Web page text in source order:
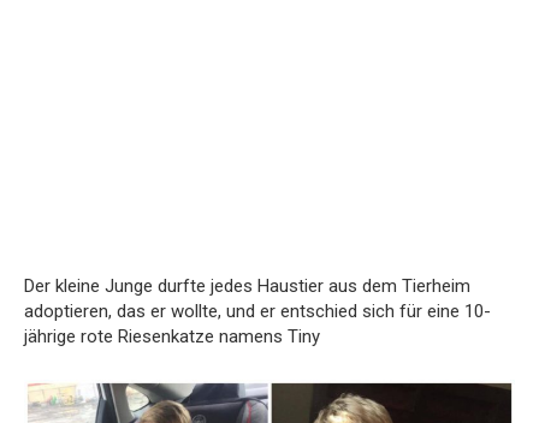
Der kleine Junge durfte jedes Haustier aus dem Tierheim
adoptieren, das er wollte, und er entschied sich für eine 10-
jährige rote Riesenkatze namens Tiny